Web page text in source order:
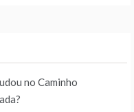
no Caminho